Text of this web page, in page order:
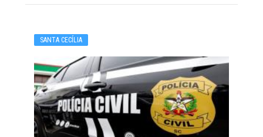
SANTA CECÍLIA